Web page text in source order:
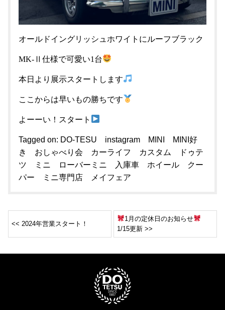
オールドイングリッシュホワイトにルーフブラック
MK-Ⅱ仕様で可愛い1台
本日より展示スタートします
ここからは早いもの勝ちです
よーーい！スタート
Tagged on: DO-TESU instagram MINI
MINI好
き
おしゃべり会 カーライフ カスタム
ドゥテ
ツ
ミニ ローバーミニ 入庫車 ホイール クー
パー
ミニ専門店 メイフェア
<< 2024年営業スタート！
1月の定休日のお知らせ
1/15更新 >>